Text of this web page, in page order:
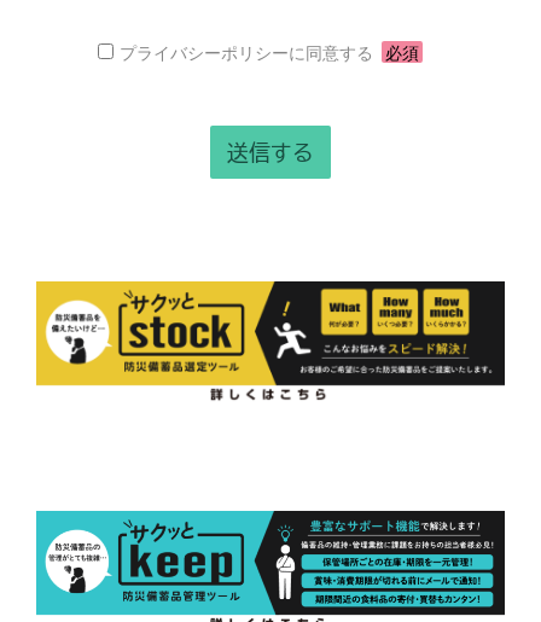
プライバシーポリシーに同意する 必須